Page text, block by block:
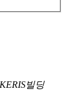
빌딩